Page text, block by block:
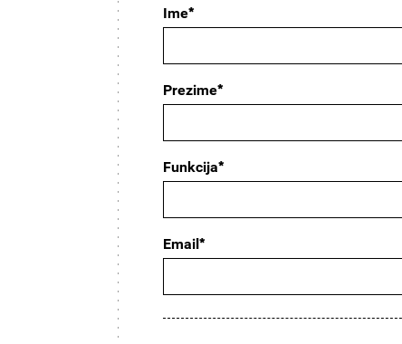
Ime*
Prezime*
Funkcija*
Email*